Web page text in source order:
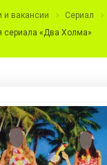
и вакансии
Сериал
сериала «Два Холма»